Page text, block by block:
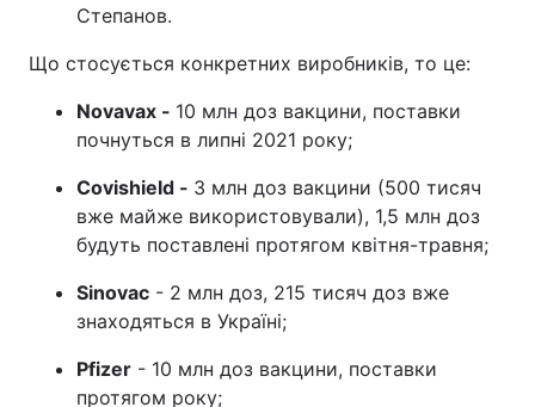
Тема оформлення
Степанов.
Що стосується конкретних виробників, то це:
Novavax - 10 млн доз вакцини, поставки
почнуться в липні 2021 року;
Covishield - 3 млн доз вакцини (500 тисяч
вже майже використовували), 1,5 млн доз
будуть поставлені протягом квітня-травня;
Sinovac - 2 млн доз, 215 тисяч доз вже
знаходяться в Україні;
Pfizer - 10 млн доз вакцини, поставки
протягом року;